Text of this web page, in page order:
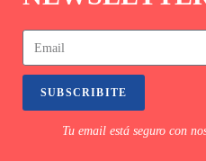
SUBSCRIBITE
Tu email está seguro con